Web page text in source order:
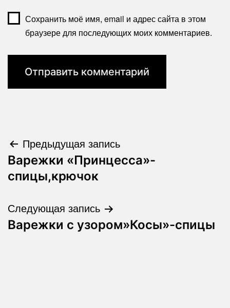
Сохранить моё имя, email и адрес сайта в этом
браузере для последующих моих комментариев.
Навигация
по
Предыдущая запись
Варежки «Принцесса»-
спицы,крючок
Следующая запись
Варежки с узором»Косы»-спицы